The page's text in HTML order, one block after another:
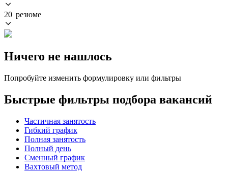
20 резюме
Ничего не нашлось
Попробуйте изменить формулировку или фильтры
Быстрые фильтры подбора вакансий
Частичная занятость
Гибкий график
Полная занятость
Полный день
Сменный график
Вахтовый метод